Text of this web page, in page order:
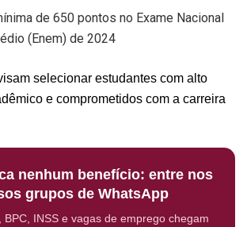
de 650 pontos no Exame Nacional
(Enem) de 2024
selecionar estudantes com alto
e comprometidos com a carreira
nenhum benefício: entre nos
grupos de WhatsApp
BPC, INSS e vagas de emprego chegam